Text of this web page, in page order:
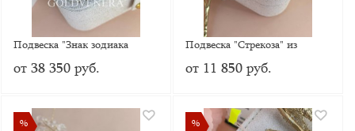
Подвеска "Знак зодиака
Рыбы" из красного золота
от 38 350 руб.
Подвеска "Стрекоза" из
комбинированного золота с
от 11 850 руб.
%
% %
%